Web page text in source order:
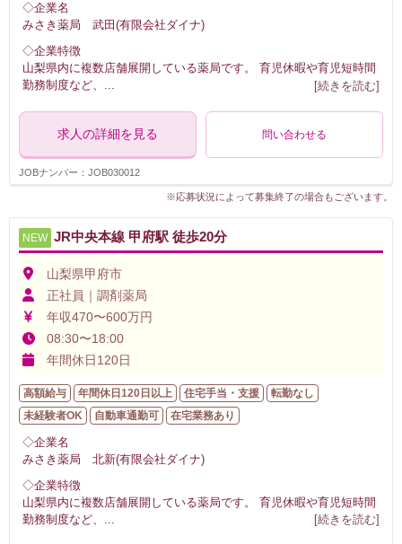
◇企業名
みさき薬局 武田(有限会社ダイナ)
◇企業特徴
山梨県内に複数店舗展開している薬局です。 育児休暇や育児短時間
勤務制度など、 ... [続きを読む]
求人の詳細を見る 問い合わせる
JOBナンバー：JOB030012
※応募状況によって募集終了の場合もございます。
NEW JR中央本線 甲府駅 徒歩20分
山梨県甲府市
正社員｜調剤薬局
年収470〜600万円
08:30〜18:00
年間休日120日
高額給与 年間休日120日以上 住宅手当・支援
転勤なし
未経験者OK
自動車通勤可 在宅業務あり
◇企業名
みさき薬局 北新(有限会社ダイナ)
◇企業特徴
山梨県内に複数店舗展開している薬局です。 育児休暇や育児短時間
勤務制度など、
[続きを読む]